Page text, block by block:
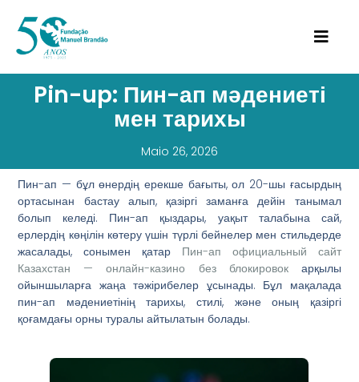
Pin-up: Пин-ап мәдениеті
мен тарихы
Maio 26, 2026
Пин-ап — бұл өнердің ерекше бағыты, ол 20-шы ғасырдың
ортасынан бастау алып, қазіргі заманға дейін танымал
болып келеді. Пин-ап қыздары, уақыт талабына сай,
ерлердің көңілін көтеру үшін түрлі бейнелер мен стильдерде
жасалады, сонымен қатар Пин-ап официальный сайт
Казахстан — онлайн-казино без блокировокарқылы
ойыншыларға жаңа тәжірибелер ұсынады. Бұл мақалада
пин-ап мәдениетінің тарихы, стилі, және оның қазіргі
қоғамдағы орны туралы айтылатын болады.